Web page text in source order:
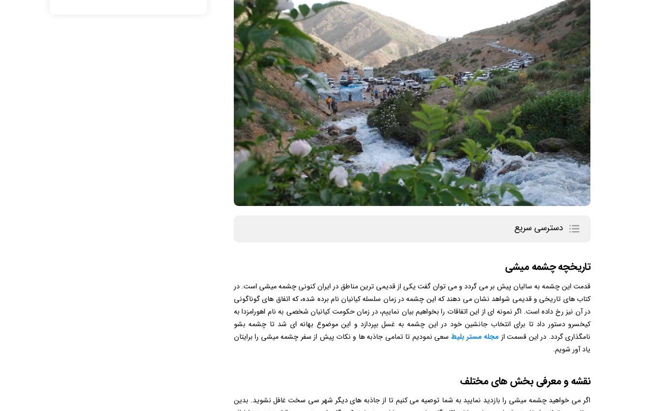
دسترسی سریع
تاریخچه چشمه میشی
قدمت این چشمه به سالیان پیش بر می گردد و می توان گفت یکی از قدیمی ترین مناطق در ایران کنونی چشمه میشی است. در
کتاب های تاریخی و قدیمی شواهد نشان می دهند که این چشمه در زمان سلسله کیانیان نام برده شده، که اتفاق های گوناگونی
در آن نیز رخ داده است. اگر نمونه ای از این اتفاقات را بخواهیم بیان نماییم، در زمان حکومت کیانیان شخصی به نام اهورامزدا به
کیخسرو دستور داد تا برای انتخاب جانشین خود در این چشمه به غسل بپردازد و این موضوع بهانه ای شد تا چشمه بشو
نامگذاری گردد. در این قسمت از مجله مستر بلیط سعی نمودیم تا تمامی جاذبه ها و نکات پیش از سفر چشمه میشی را برایتان
یاد آور شویم.
نقشه و معرفی بخش های مختلف
اگر می خواهید چشمه میشی را بازدید نمایید به شما توصیه می کنیم تا از جاذبه های دیگر شهر سی سخت غافل نشوید. بدین